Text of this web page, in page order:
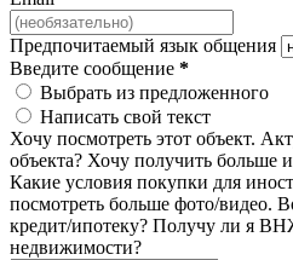
Предпочитаемый язык общения
Введите сообщение *
Выбрать из предложенного
Написать свой текст
Хочу посмотреть этот объект.
объекта? Хочу получить больше
Какие условия покупки для
посмотреть больше фото/видео.
кредит/ипотеку? Получу ли я
недвижимости?